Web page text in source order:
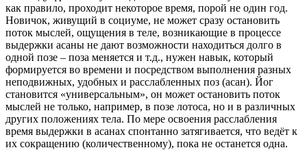
как правило, проходит некоторое время, порой не один год.
Новичок, живущий в социуме, не может сразу остановить
поток мыслей, ощущения в теле, возникающие в процессе
выдержки асаны не дают возможности находиться долго в
одной позе – поза меняется и т.д., нужен навык, который
формируется во времени и посредством выполнения разных
неподвижных, удобных и расслабленных поз (асан). Йог
становится «универсальным», он может остановить поток
мыслей не только, например, в позе лотоса, но и в различных
других положениях тела. По мере освоения расслабления
время выдержки в асанах спонтанно затягивается, что ведёт к
их сокращению (количественному), пока не останется одна.